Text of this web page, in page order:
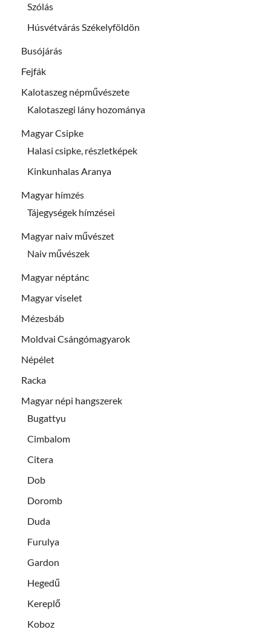
Szólás
Húsvétvárás Székelyföldön
Busójárás
Fejfák
Kalotaszeg népművészete
Kalotaszegi lány hozománya
Magyar Csipke
Halasi csipke, részletképek
Kinkunhalas Aranya
Magyar hímzés
Tájegységek hímzései
Magyar naiv művészet
Naiv művészek
Magyar néptánc
Magyar viselet
Mézesbáb
Moldvai Csángómagyarok
Népélet
Racka
Magyar népi hangszerek
Bugattyu
Cimbalom
Citera
Dob
Doromb
Duda
Furulya
Gardon
Hegedű
Kereplő
Koboz